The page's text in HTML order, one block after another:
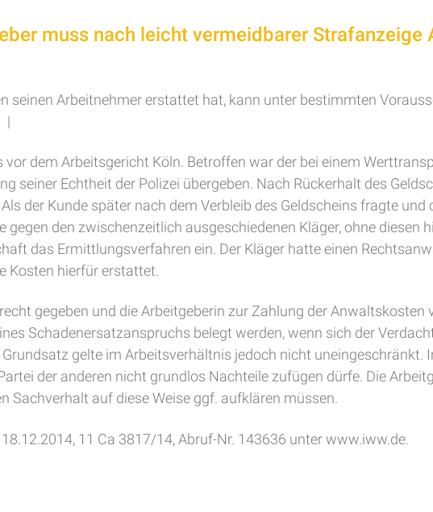
muss nach leicht vermeidbarer
seinen Arbeitnehmer erstattet hat, kann unter bestimmten
|
vor dem Arbeitsgericht Köln. Betroffen war der bei einem
seiner Echtheit der Polizei übergeben. Nach Rückerhalt des
der Kunde später nach dem Verbleib des Geldscheins fragte
den zwischenzeitlich ausgeschiedenen Kläger, ohne diesen
das Ermittlungsverfahren ein. Der Kläger hatte einen
Kosten hierfür erstattet.
gegeben und die Arbeitgeberin zur Zahlung der
Schadenersatzanspruchs belegt werden, wenn sich der
gelte im Arbeitsverhältnis jedoch nicht uneingeschränkt.
der anderen nicht grundlos Nachteile zufügen dürfe. Die
Sachverhalt auf diese Weise ggf. aufklären müssen.
11 Ca 3817/14, Abruf-Nr. 143636 unter www.iww.de.